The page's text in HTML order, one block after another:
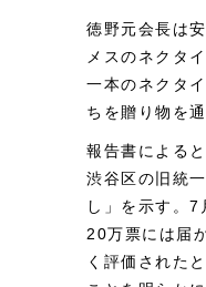
徳野元会長は
メスのネクタ
一本のネクタ
ちを贈り物を
報告書による
渋谷区の旧統
し」を示す。
20万票には届
く評価された